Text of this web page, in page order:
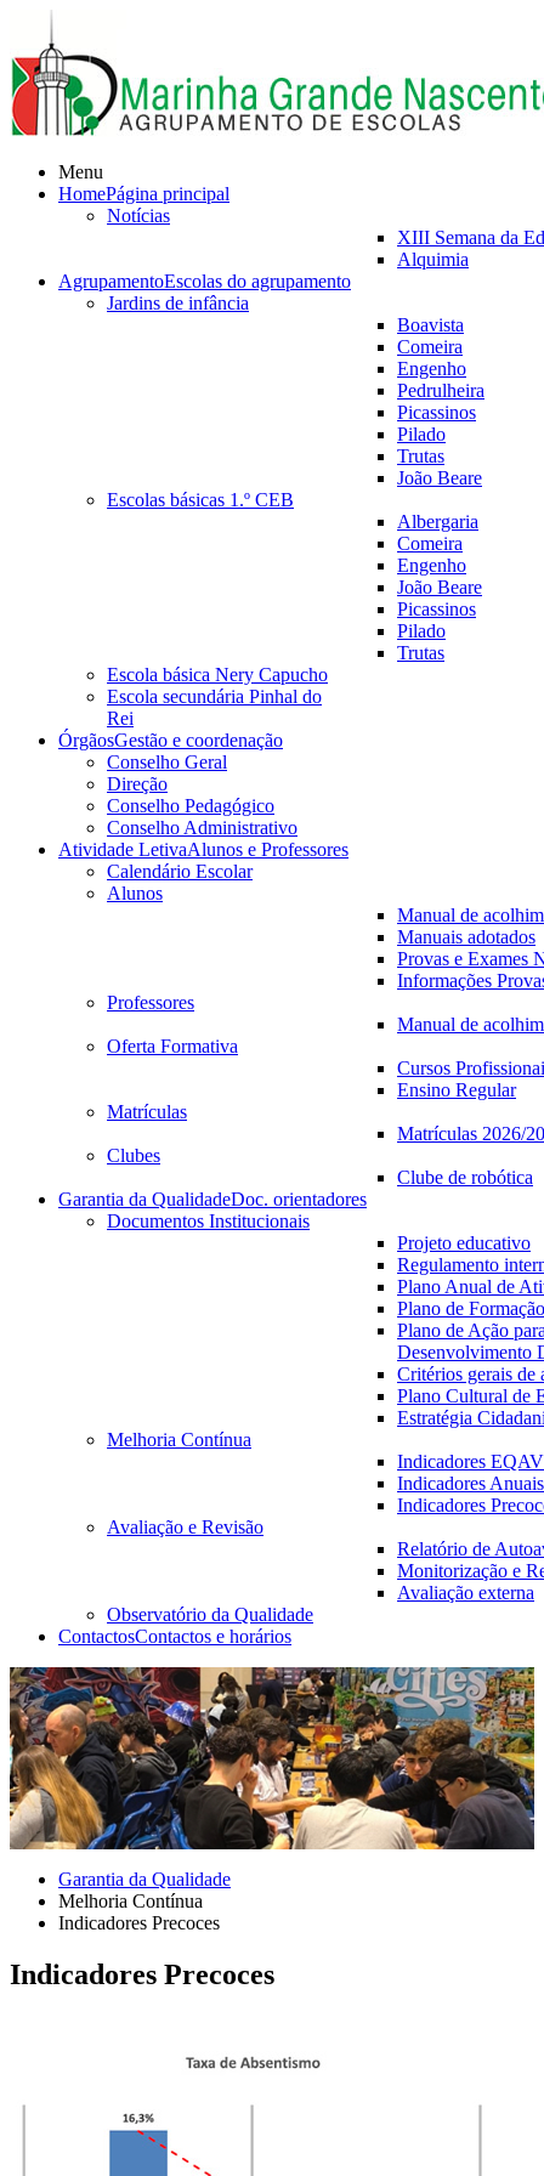
Menu
HomePágina principal
Notícias
XIII Semana da
Alquimia
AgrupamentoEscolas do agrupamento
Jardins de infância
Boavista
Comeira
Engenho
Pedrulheira
Picassinos
Pilado
Trutas
João Beare
Escolas básicas 1.º CEB
Albergaria
Comeira
Engenho
João Beare
Picassinos
Pilado
Trutas
Escola básica Nery Capucho
Escola secundária Pinhal do
Rei
ÓrgãosGestão e coordenação
Conselho Geral
Direção
Conselho Pedagógico
Conselho Administrativo
Atividade LetivaAlunos e Professores
Calendário Escolar
Alunos
Manual de
Manuais adotados
Provas e Exames
Informações
Professores
Manual de
Oferta Formativa
Cursos
Ensino Regular
Matrículas
Matrículas 2026/
Clubes
Clube de robótica
Garantia da QualidadeDoc. orientadores
Documentos Institucionais
Projeto educativo
Regulamento
Plano Anual de
Plano de Formação
Plano de Ação
Desenvolvimento
Critérios gerais de
Plano Cultural de
Estratégia
Melhoria Contínua
Indicadores
Indicadores Anuais
Indicadores
Avaliação e Revisão
Relatório de
Monitorização e
Avaliação externa
Observatório da Qualidade
ContactosContactos e horários
Garantia da Qualidade
Melhoria Contínua
Indicadores Precoces
Indicadores Precoces